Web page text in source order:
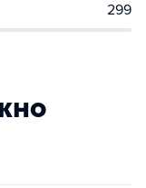
299